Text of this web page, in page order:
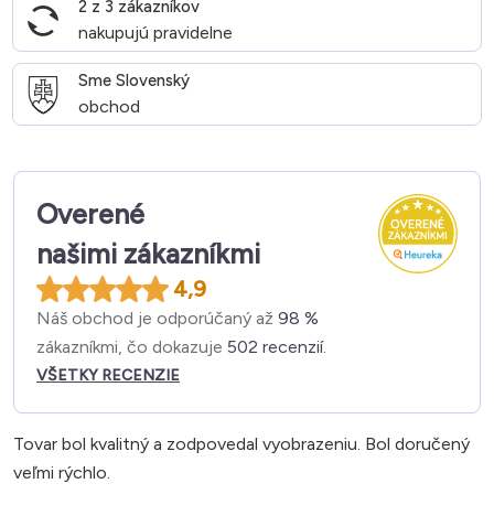
2 z 3 zákazníkov
nakupujú pravidelne
Sme Slovenský
obchod
Overené
našimi zákazníkmi
4,9
Náš obchod je odporúčaný až 98 %
zákazníkmi, čo dokazuje 502 recenzií.
VŠETKY RECENZIE
Tovar bol kvalitný a zodpovedal vyobrazeniu. Bol doručený
veľmi rýchlo.